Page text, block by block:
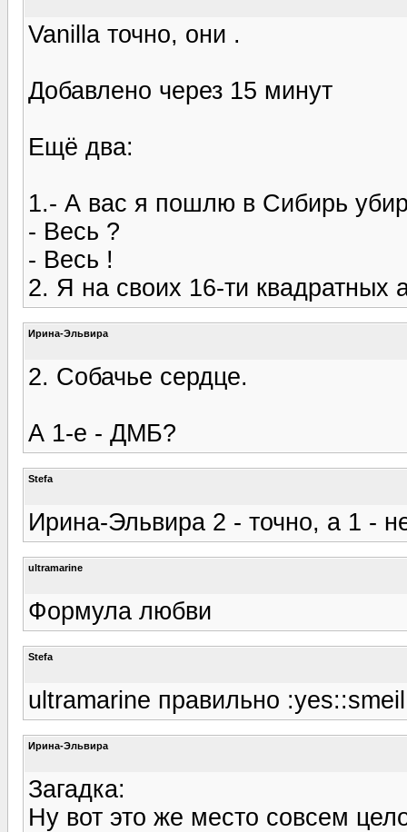
Vanilla точно, они .
Добавлено через 15 минут
Ещё два:
1.- А вас я пошлю в Сибирь
- Весь ?
- Весь !
2. Я на своих 16-ти квадратных
Ирина-Эльвира
2. Собачье сердце.
А 1-е - ДМБ?
Stefa
Ирина-Эльвира 2 - точно, а 1 -
ultramarine
Формула любви
Stefa
ultramarine правильно
Ирина-Эльвира
Загадка:
Ну вот это же место совсем